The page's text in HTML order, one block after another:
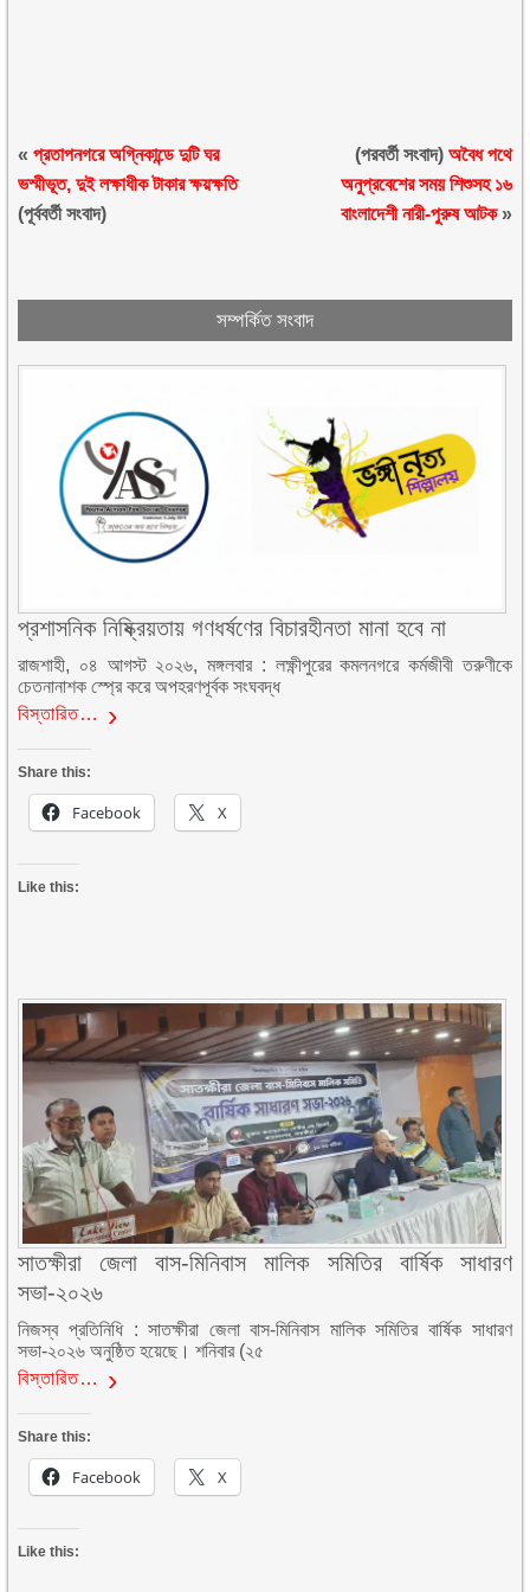
«প্রতাপনগরে অগ্নিকান্ডে দুটি ঘর
ভস্মীভূত, দুই লক্ষাধীক টাকার ক্ষয়ক্ষতি
(পূর্ববর্তী সংবাদ)
(পরবর্তী সংবাদ) অবৈধ পথে
অনুপ্রবেশের সময় শিশুসহ ১৬
বাংলাদেশী নারী-পুরুষ আটক»
সম্পর্কিত সংবাদ
প্রশাসনিক নিষ্ক্রিয়তায় গণধর্ষণের বিচারহীনতা মানা হবে না
রাজশাহী, ০৪ আগস্ট ২০২৬, মঙ্গলবার : লক্ষ্ণীপুরের কমলনগরে কর্মজীবী তরুণীকে
চেতনানাশক স্প্রে করে অপহরণপূর্বক সংঘবদ্ধ
বিস্তারিত…
Share this:
Facebook X
Like this:
সাতক্ষীরা জেলা বাস-মিনিবাস মালিক সমিতির বার্ষিক সাধারণ
সভা-২০২৬
নিজস্ব প্রতিনিধি : সাতক্ষীরা জেলা বাস-মিনিবাস মালিক সমিতির বার্ষিক সাধারণ
সভা-২০২৬ অনুষ্ঠিত হয়েছে। শনিবার (২৫
বিস্তারিত…
Share this:
Facebook X
Like this: